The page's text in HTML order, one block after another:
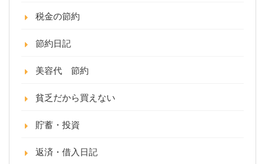
税金の節約
節約日記
美容代 節約
貧乏だから買えない
貯蓄・投資
返済・借入日記